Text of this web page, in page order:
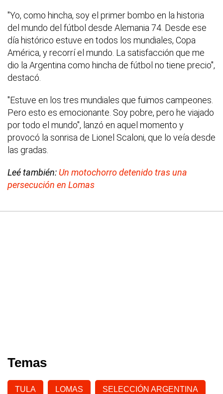
"Yo, como hincha, soy el primer bombo en la historia
del mundo del fútbol desde Alemania 74. Desde ese
día histórico estuve en todos los mundiales, Copa
América, y recorrí el mundo. La satisfacción que me
dio la Argentina como hincha de fútbol no tiene precio",
destacó.
"Estuve en los tres mundiales que fuimos campeones.
Pero esto es emocionante. Soy pobre, pero he viajado
por todo el mundo", lanzó en aquel momento y
provocó la sonrisa de Lionel Scaloni, que lo veía desde
las gradas.
Leé también: Un motochorro detenido tras una
persecución en Lomas
Temas
TULA LOMAS SELECCIÓN ARGENTINA